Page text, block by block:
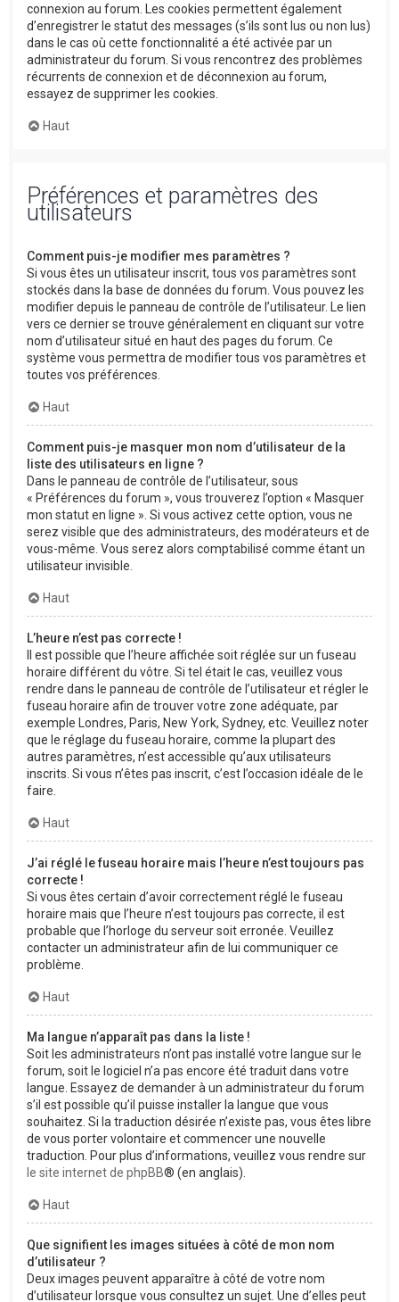
connexion au forum. Les cookies permettent également
d’enregistrer le statut des messages (s’ils sont lus ou non lus)
dans le cas où cette fonctionnalité a été activée par un
administrateur du forum. Si vous rencontrez des problèmes
récurrents de connexion et de déconnexion au forum,
essayez de supprimer les cookies.
Haut
Préférences et paramètres des
utilisateurs
Comment puis-je modifier mes paramètres ?
Si vous êtes un utilisateur inscrit, tous vos paramètres sont
stockés dans la base de données du forum. Vous pouvez les
modifier depuis le panneau de contrôle de l’utilisateur. Le lien
vers ce dernier se trouve généralement en cliquant sur votre
nom d’utilisateur situé en haut des pages du forum. Ce
système vous permettra de modifier tous vos paramètres et
toutes vos préférences.
Haut
Comment puis-je masquer mon nom d’utilisateur de la
liste des utilisateurs en ligne ?
Dans le panneau de contrôle de l’utilisateur, sous
« Préférences du forum », vous trouverez l’option « Masquer
mon statut en ligne ». Si vous activez cette option, vous ne
serez visible que des administrateurs, des modérateurs et de
vous-même. Vous serez alors comptabilisé comme étant un
utilisateur invisible.
Haut
L’heure n’est pas correcte !
Il est possible que l’heure affichée soit réglée sur un fuseau
horaire différent du vôtre. Si tel était le cas, veuillez vous
rendre dans le panneau de contrôle de l’utilisateur et régler le
fuseau horaire afin de trouver votre zone adéquate, par
exemple Londres, Paris, New York, Sydney, etc. Veuillez noter
que le réglage du fuseau horaire, comme la plupart des
autres paramètres, n’est accessible qu’aux utilisateurs
inscrits. Si vous n’êtes pas inscrit, c’est l’occasion idéale de le
faire.
Haut
J’ai réglé le fuseau horaire mais l’heure n’est toujours pas
correcte !
Si vous êtes certain d’avoir correctement réglé le fuseau
horaire mais que l’heure n’est toujours pas correcte, il est
probable que l’horloge du serveur soit erronée. Veuillez
contacter un administrateur afin de lui communiquer ce
problème.
Haut
Ma langue n’apparaît pas dans la liste !
Soit les administrateurs n’ont pas installé votre langue sur le
forum, soit le logiciel n’a pas encore été traduit dans votre
langue. Essayez de demander à un administrateur du forum
s’il est possible qu’il puisse installer la langue que vous
souhaitez. Si la traduction désirée n’existe pas, vous êtes libre
de vous porter volontaire et commencer une nouvelle
traduction. Pour plus d’informations, veuillez vous rendre sur
le site internet de phpBB® (en anglais).
Haut
Que signifient les images situées à côté de mon nom
d’utilisateur ?
Deux images peuvent apparaître à côté de votre nom
d’utilisateur lorsque vous consultez un sujet. Une d’elles peut